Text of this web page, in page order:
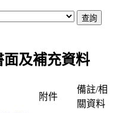
及補充資料
附件
備註/相
關資料